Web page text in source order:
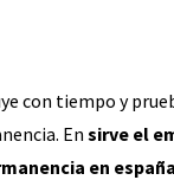
con tiempo y
En sirve el
en españa